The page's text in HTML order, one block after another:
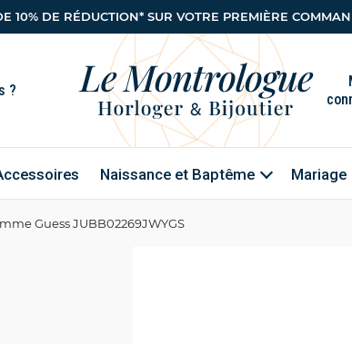
10% DE RÉDUCTION* SUR VOTRE PREMIÈRE
Naissance et Baptême Mariage
Guess JUBB02269JWYGS